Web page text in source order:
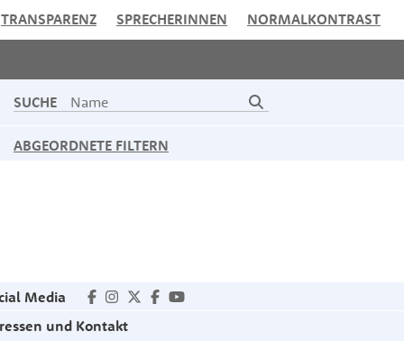
TRANSPARENZ SPRECHERINNEN NORMALKONTRAST
SUCHE
ABGEORDNETE FILTERN
Media
und Kontakt